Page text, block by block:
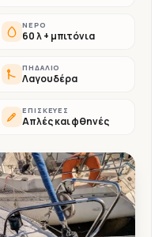
ΝΕΡΌ
60 λ + μπιτόνια
ΠΗΔΆΛΙΟ
Λαγουδέρα
ΕΠΙΣΚΕΥΈΣ
Απλές και φθηνές